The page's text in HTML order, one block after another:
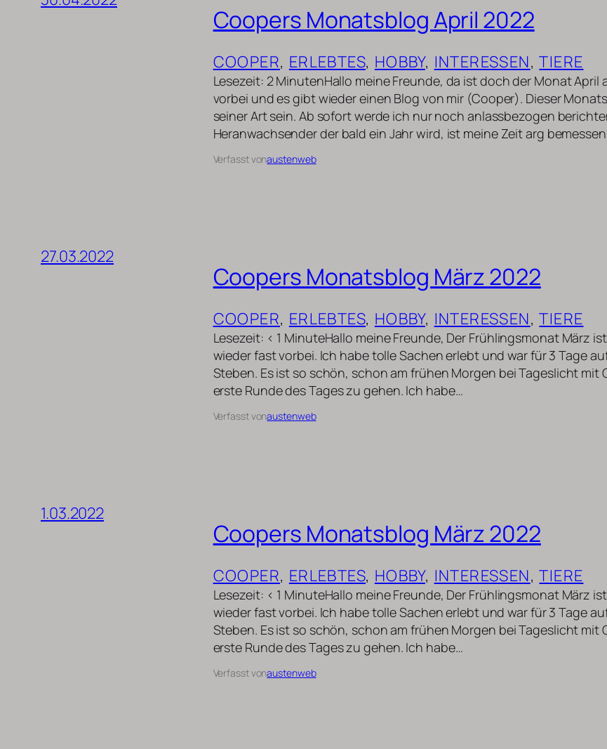
Coopers Monatsblog April 2022
COOPER, ERLEBTES, HOBBY, INTERESSEN, TIERE
Lesezeit: 2 MinutenHallo meine Freunde, da ist doch der Monat April
vorbei und es gibt wieder einen Blog von mir (Cooper). Dieser
seiner Art sein. Ab sofort werde ich nur noch anlassbezogen
Heranwachsender der bald ein Jahr wird, ist meine Zeit arg
Verfasst vonaustenweb
27.03.2022
Coopers Monatsblog März 2022
COOPER, ERLEBTES, HOBBY, INTERESSEN, TIERE
Lesezeit: < 1 MinuteHallo meine Freunde, Der Frühlingsmonat März
wieder fast vorbei. Ich habe tolle Sachen erlebt und war für 3 Tage
Steben. Es ist so schön, schon am frühen Morgen bei Tageslicht mit
erste Runde des Tages zu gehen. Ich habe…
Verfasst vonaustenweb
1.03.2022
Coopers Monatsblog März 2022
COOPER, ERLEBTES, HOBBY, INTERESSEN, TIERE
Lesezeit: < 1 MinuteHallo meine Freunde, Der Frühlingsmonat März
wieder fast vorbei. Ich habe tolle Sachen erlebt und war für 3 Tage
Steben. Es ist so schön, schon am frühen Morgen bei Tageslicht mit
erste Runde des Tages zu gehen. Ich habe…
Verfasst vonaustenweb